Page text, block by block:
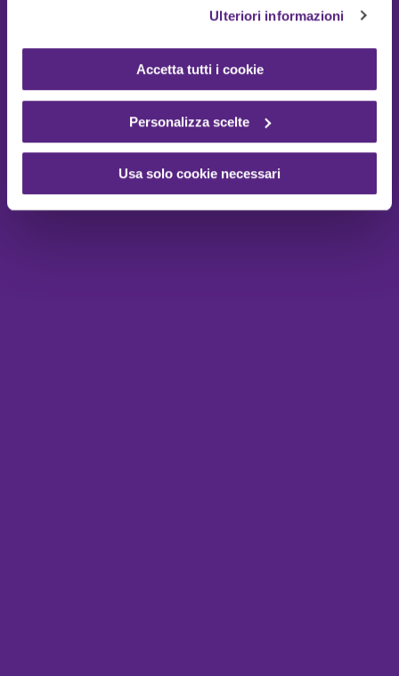
Ulteriori informazioni
Accetta tutti i cookie
Personalizza scelte
Usa solo cookie necessari